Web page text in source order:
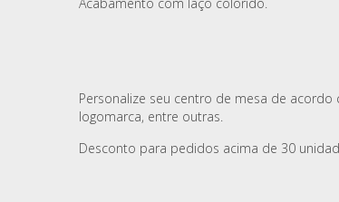
Personalize seu centro de mesa de
logomarca, entre outras.
Desconto para pedidos acima de 30